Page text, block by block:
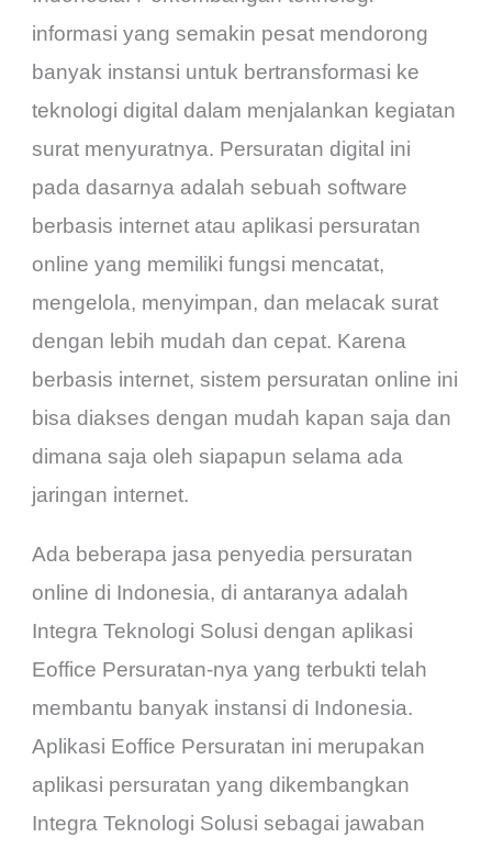
informasi yang semakin pesat mendorong
banyak instansi untuk bertransformasi ke
teknologi digital dalam menjalankan kegiatan
surat menyuratnya. Persuratan digital ini
pada dasarnya adalah sebuah software
berbasis internet atau aplikasi persuratan
online yang memiliki fungsi mencatat,
mengelola, menyimpan, dan melacak surat
dengan lebih mudah dan cepat. Karena
berbasis internet, sistem persuratan online ini
bisa diakses dengan mudah kapan saja dan
dimana saja oleh siapapun selama ada
jaringan internet.
Ada beberapa jasa penyedia persuratan
online di Indonesia, di antaranya adalah
Integra Teknologi Solusi dengan aplikasi
Eoffice Persuratan-nya yang terbukti telah
membantu banyak instansi di Indonesia.
Aplikasi Eoffice Persuratan ini merupakan
aplikasi persuratan yang dikembangkan
Integra Teknologi Solusi sebagai jawaban